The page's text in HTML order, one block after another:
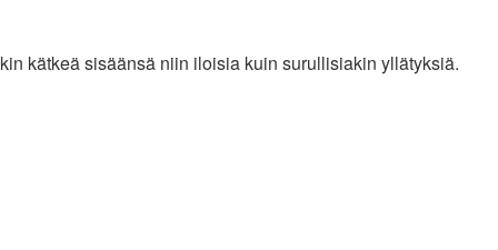
kätkeä sisäänsä niin iloisia kuin surullisiakin yllätyksiä.